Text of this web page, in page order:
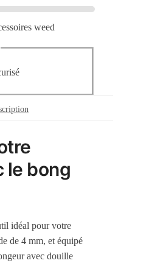
le bong
idéal pour votre
de 4 mm, et équipé
avec douille